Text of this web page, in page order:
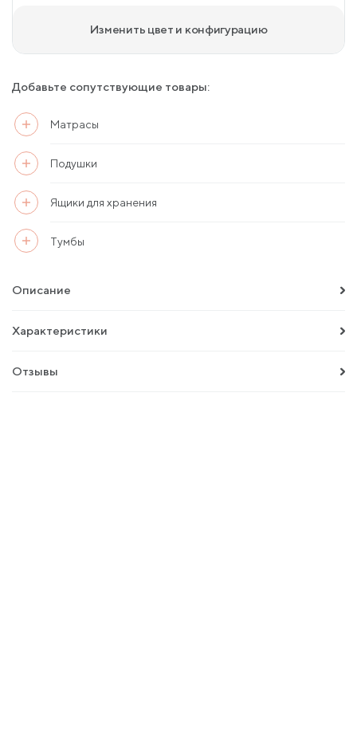
Изменить цвет и конфигурацию
Добавьте сопутствующие товары:
Матрасы
Подушки
Ящики для хранения
Тумбы
Описание
Характеристики
Отзывы